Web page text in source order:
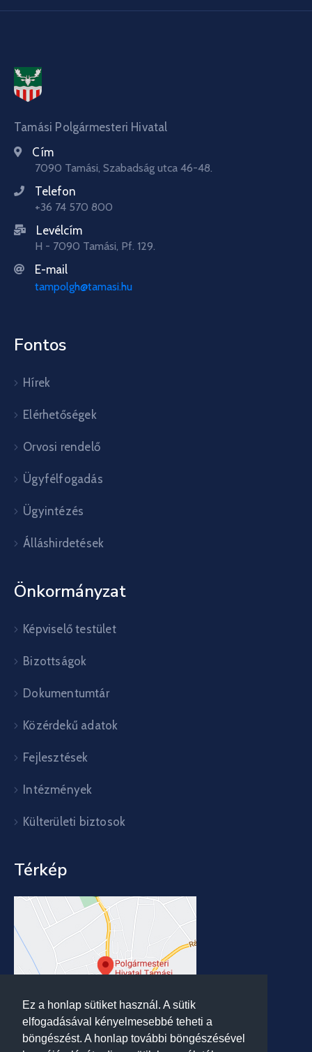
Ez a honlap sütiket használ. A sütik
elfogadásával kényelmesebbé teheti a
böngészést. A honlap további böngészésével
Tamási Polgármesteri Hivatal
Cím
7090 Tamási, Szabadság utca 46-48.
Telefon
+36 74 570 800
Levélcím
H - 7090 Tamási, Pf. 129.
E-mail
tampolgh@tamasi.hu
Fontos
Hírek
Elérhetőségek
Orvosi rendelő
Ügyfélfogadás
Ügyintézés
Álláshirdetések
Önkormányzat
Képviselő testület
Bizottságok
Dokumentumtár
Közérdekű adatok
Fejlesztések
Intézmények
Külterületi biztosok
Térkép